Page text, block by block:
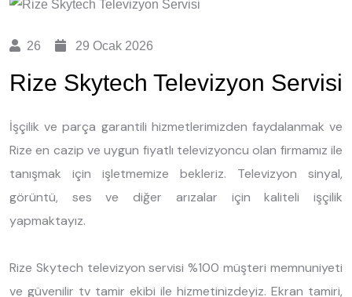
26 29 Ocak 2026
Rize Skytech Televizyon Servisi
İşçilik ve parça garantili hizmetlerimizden faydalanmak ve
Rize en cazip ve uygun fiyatlı televizyoncu olan firmamız ile
tanışmak için işletmemize bekleriz. Televizyon sinyal,
görüntü, ses ve diğer arızalar için kaliteli işçilik
yapmaktayız.
Rize Skytech televizyon servisi %100 müşteri memnuniyeti
ve güvenilir tv tamir ekibi ile hizmetinizdeyiz. Ekran tamiri,